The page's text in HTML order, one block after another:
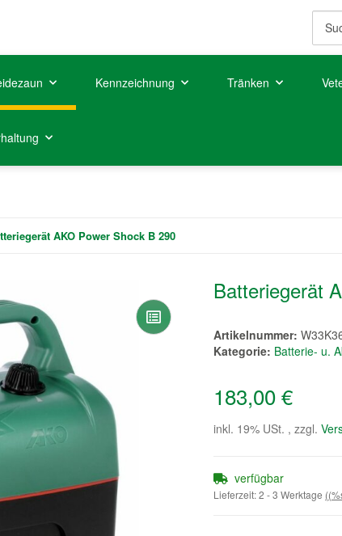
Kennzeichnung Tränken
AKO Power Shock B 290
Batteriegerät
Artikelnummer:
Kategorie: Batterie- u.
183,00 €
inkl. 19% USt. , zzgl.
verfügbar
Lieferzeit:2 - 3 Werktage